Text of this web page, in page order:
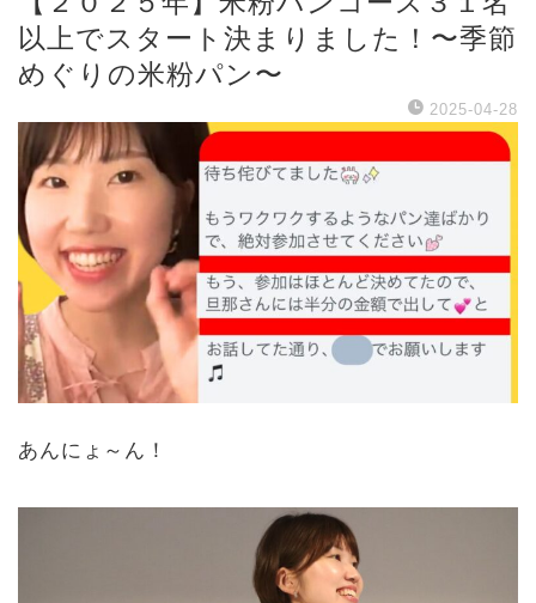
以上でスタート決まりました！〜季節
めぐりの米粉パン〜
2025-04-28
あんにょ～ん！